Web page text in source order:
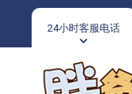
24小时客服电话